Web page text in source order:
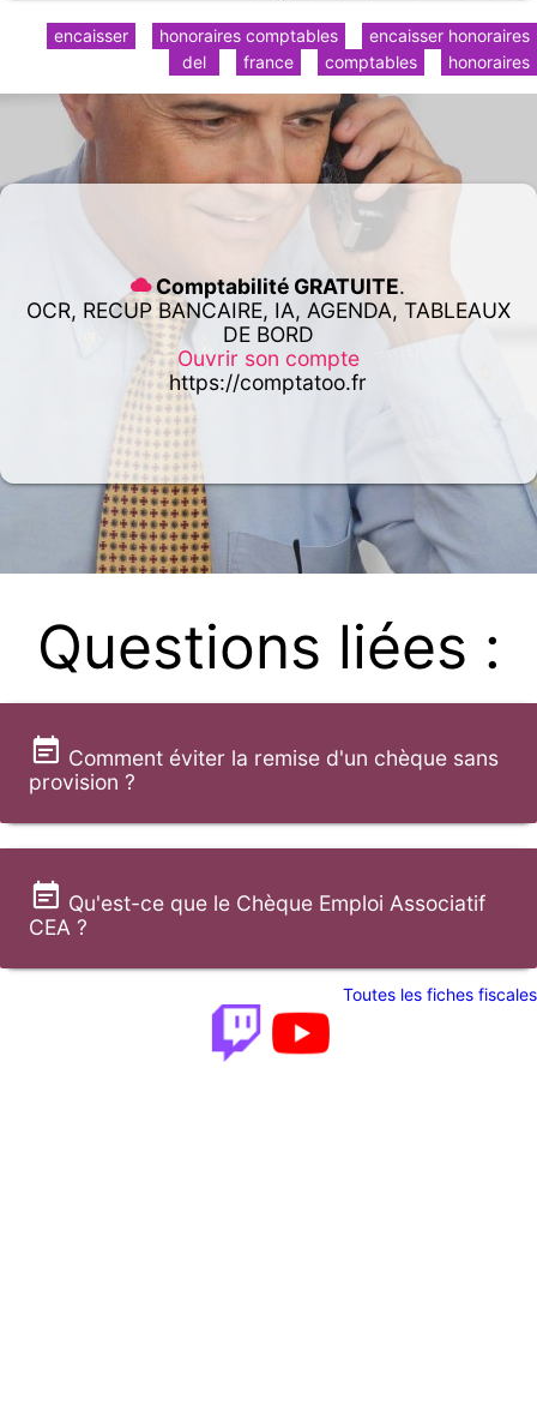
encaisser honoraires
honoraires comptables
encaisser
honoraires
comptables
france
del
Comptabilité GRATUITE.
OCR, RECUP BANCAIRE, IA, AGENDA, TABLEAUX
DE BORD
Ouvrir son compte
https://comptatoo.fr
Questions liées :
Comment éviter la remise d'un chèque sans
provision ?
Qu'est-ce que le Chèque Emploi Associatif
CEA ?
Toutes les fiches fiscales